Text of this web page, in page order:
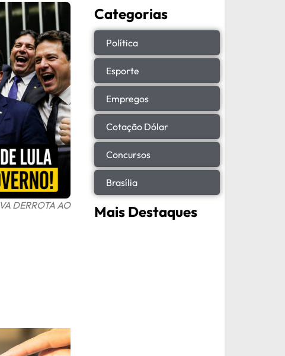
DERROTA AO
Categorias
Política
Esporte
Empregos
Cotação Dólar
Concursos
Brasília
Mais Destaques